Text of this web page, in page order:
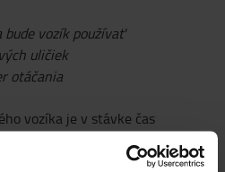
bude vozík používať
uličiek
otáčania
vozíka je v stávke čas
Napríklad pneumatiky
musia vyhovovať podlahe,